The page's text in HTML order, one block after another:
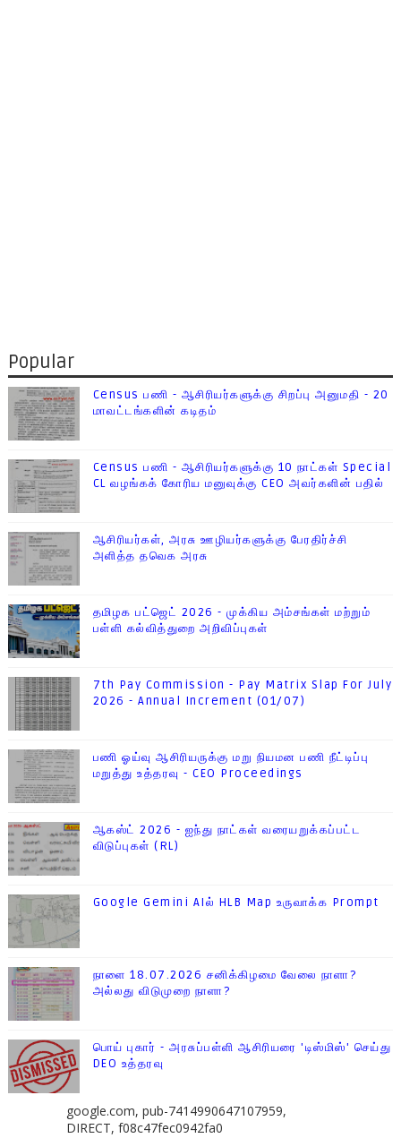
Popular
Census பணி - ஆசிரியர்களுக்கு சிறப்பு அனுமதி - 20
மாவட்டங்களின் கடிதம்
Census பணி - ஆசிரியர்களுக்கு 10 நாட்கள் Special
CL வழங்கக் கோரிய மனுவுக்கு CEO அவர்களின் பதில்
ஆசிரியர்கள், அரசு ஊழியர்களுக்கு பேரதிர்ச்சி
அளித்த தவெக அரசு
தமிழக பட்ஜெட் 2026 - முக்கிய அம்சங்கள் மற்றும்
பள்ளி கல்வித்துறை அறிவிப்புகள்
7th Pay Commission - Pay Matrix Slap For July
2026 - Annual Increment (01/07)
பணி ஓய்வு ஆசிரியருக்கு மறு நியமன பணி நீட்டிப்பு
மறுத்து உத்தரவு - CEO Proceedings
ஆகஸ்ட் 2026 - ஐந்து நாட்கள் வரையறுக்கப்பட்ட
விடுப்புகள் (RL)
Google Gemini AIல் HLB Map உருவாக்க Prompt
நாளை 18.07.2026 சனிக்கிழமை வேலை நாளா?
அல்லது விடுமுறை நாளா?
பொய் புகார் - அரசுப்பள்ளி ஆசிரியரை 'டிஸ்மிஸ்' செய்து
DEO உத்தரவு
google.com, pub-7414990647107959,
DIRECT, f08c47fec0942fa0